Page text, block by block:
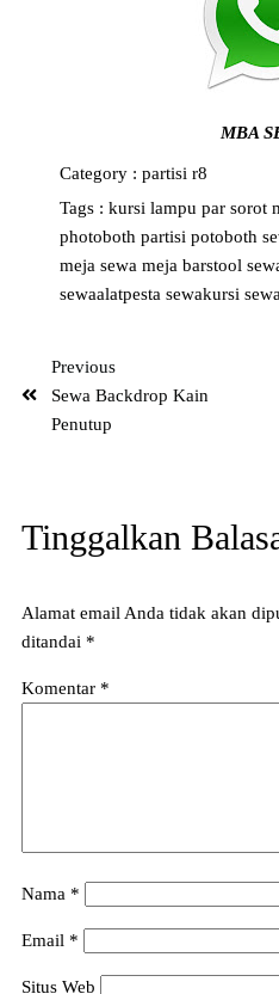
MBA
Category : partisi r8
Tags : kursilampu par sorot
photobothpartisi potoboth
mejasewa meja barstool
sewaalatpestasewakursi
Previous
Sewa Backdrop Kain
Penutup
Tinggalkan
Alamat email Anda tidak akan
ditandai *
Komentar *
Nama *
Email *
Situs Web